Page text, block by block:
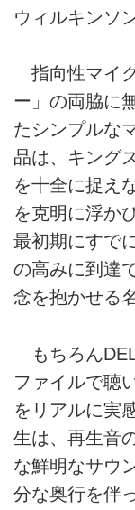
ウィルキンソ
指向性マイ
ー」の両脇に
たシンプルな
品は、キング
を十全に捉え
を克明に浮か
最初期にすで
の高みに到達
念を抱かせる
もちろん
ファイルで聴
をリアルに実
生は、再生音
な鮮明なサウ
分な奥行を伴